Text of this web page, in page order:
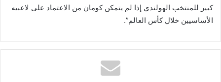
كبير للمنتخب الهولندي إذا لم يتمكن كومان من الاعتماد على لاعبيه
الأساسيين خلال كأس العالم”.